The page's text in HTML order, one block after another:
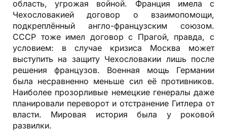
область, угрожая войной. Франция имела с
Чехословакией договор о взаимопомощи,
подкреплённый англо-французским союзом.
СССР тоже имел договор с Прагой, правда, с
условием: в случае кризиса Москва может
выступить на защиту Чехословакии лишь после
решения французов. Военная мощь Германии
была несравненно меньше сил её противников.
Наиболее прозорливые немецкие генералы даже
планировали переворот и отстранение Гитлера от
власти. Мировая история была у роковой
развилки.